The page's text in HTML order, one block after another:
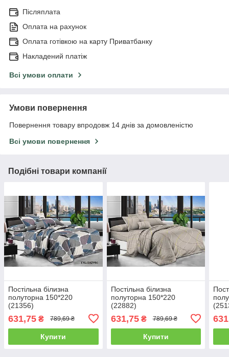
Післяплата
Оплата на рахунок
Оплата готівкою на карту Приватбанку
Накладений платіж
Всі умови оплати
Умови повернення
Повернення товару впродовж 14 днів за домовленістю
Всі умови повернення
Подібні товари компанії
Постільна білизна
полуторна 150*220
(21356)
631,75 ₴ 789,69 ₴
Купити
Постільна білизна
полуторна 150*220
(22882)
631,75₴ 789,69 ₴
Купити